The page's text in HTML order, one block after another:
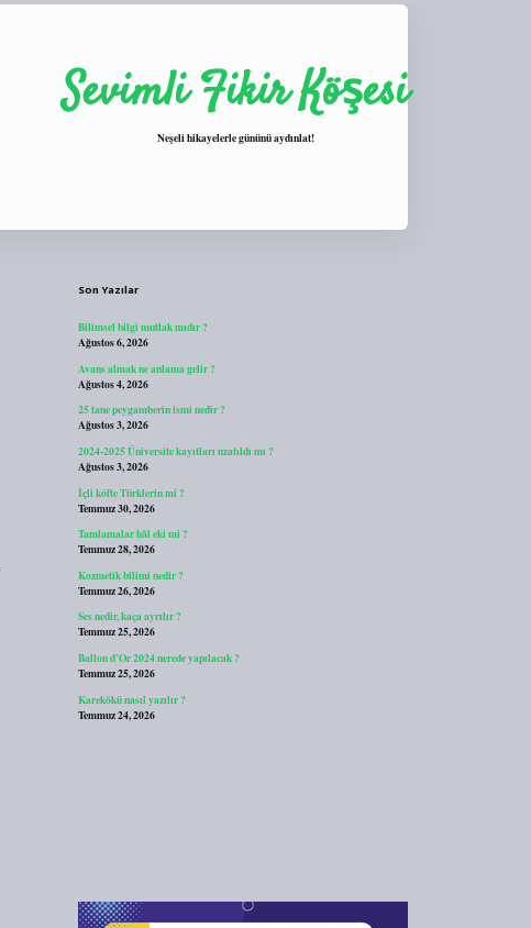
Sevimli Fikir Köşesi
Neşeli hikayelerle gününü aydınlat!
Son Yazılar
Bilimsel bilgi mutlak mıdır ?
Ağustos 6, 2026
Avans almak ne anlama gelir ?
Ağustos 4, 2026
25 tane peygamberin ismi nedir ?
Ağustos 3, 2026
2024-2025 Üniversite kayıtları uzatıldı mı ?
Ağustos 3, 2026
İçli köfte Türklerin mi ?
Temmuz 30, 2026
Tamlamalar hâl eki mi ?
Temmuz 28, 2026
Kozmetik bilimi nedir ?
Temmuz 26, 2026
Ses nedir, kaça ayrılır ?
Temmuz 25, 2026
Ballon d’Or 2024 nerede yapılacak ?
Temmuz 25, 2026
Karekökü nasıl yazılır ?
Temmuz 24, 2026